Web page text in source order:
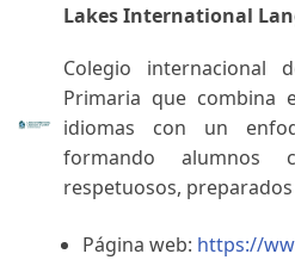
Lakes International
Colegio internacional
Primaria que combina
idiomas con un
formando alumnos
respetuosos,
Página web: https://